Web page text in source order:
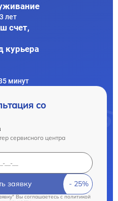
лет
счет,
курьера
минут
со
сервисного центра
заявку
Вы соглашаетесь c политикой